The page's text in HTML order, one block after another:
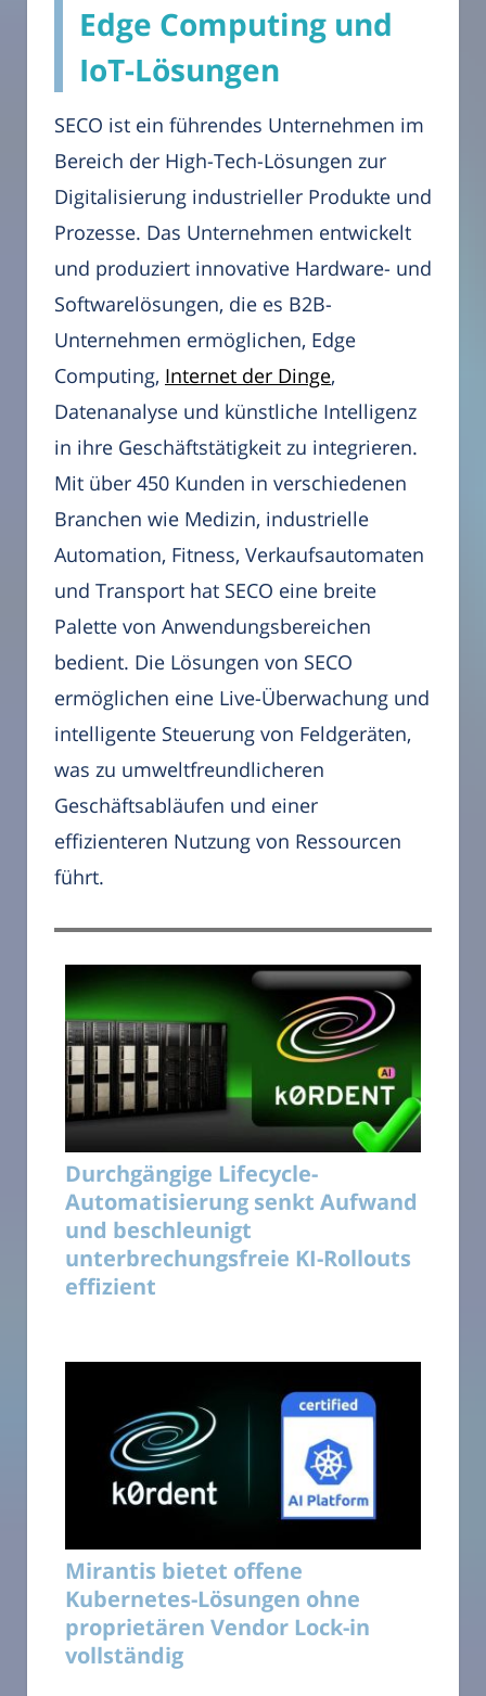
Edge Computing und
IoT-Lösungen
SECO ist ein führendes Unternehmen im
Bereich der High-Tech-Lösungen zur
Digitalisierung industrieller Produkte und
Prozesse. Das Unternehmen entwickelt
und produziert innovative Hardware- und
Softwarelösungen, die es B2B-
Unternehmen ermöglichen, Edge
Computing, Internet der Dinge,
Datenanalyse und künstliche Intelligenz
in ihre Geschäftstätigkeit zu integrieren.
Mit über 450 Kunden in verschiedenen
Branchen wie Medizin, industrielle
Automation, Fitness, Verkaufsautomaten
und Transport hat SECO eine breite
Palette von Anwendungsbereichen
bedient. Die Lösungen von SECO
ermöglichen eine Live-Überwachung und
intelligente Steuerung von Feldgeräten,
was zu umweltfreundlicheren
Geschäftsabläufen und einer
effizienteren Nutzung von Ressourcen
führt.
Durchgängige Lifecycle-
Automatisierung senkt Aufwand
und beschleunigt
unterbrechungsfreie KI-Rollouts
effizient
Mirantis bietet offene
Kubernetes-Lösungen ohne
proprietären Vendor Lock-in
vollständig